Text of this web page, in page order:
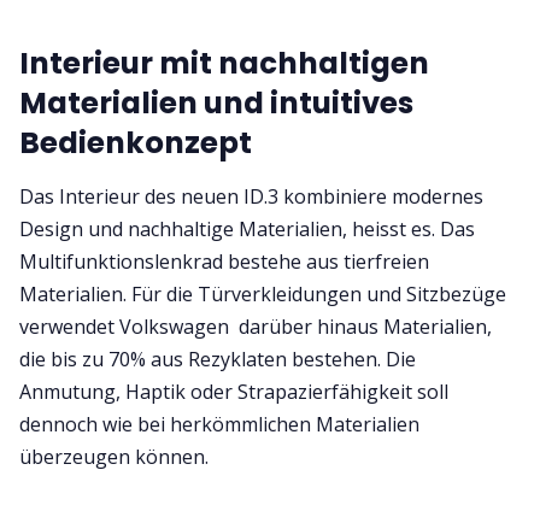
Interieur mit nachhaltigen
Materialien und intuitives
Bedienkonzept
Das Interieur des neuen ID.3 kombiniere modernes
Design und nachhaltige Materialien, heisst es. Das
Multifunktionslenkrad bestehe aus tierfreien
Materialien. Für die Türverkleidungen und Sitzbezüge
verwendet Volkswagen darüber hinaus Materialien,
die bis zu 70% aus Rezyklaten bestehen. Die
Anmutung, Haptik oder Strapazierfähigkeit soll
dennoch wie bei herkömmlichen Materialien
überzeugen können.